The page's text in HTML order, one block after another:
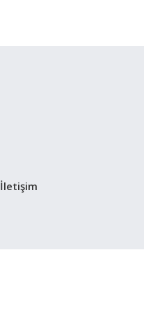
İletişim